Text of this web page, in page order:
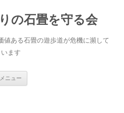
の石畳を守る会
値ある石畳の遊歩道が危機に瀕して
います
メニュー